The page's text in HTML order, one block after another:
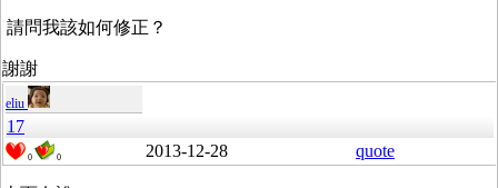
請問我該如何修正？
謝謝
eliu
17
0 0 2013-12-28 quote